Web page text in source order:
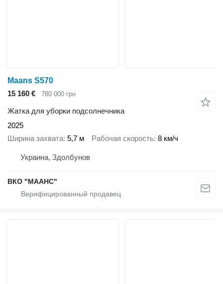
Maans S570
15 160 €
780 000 грн
Жатка для уборки подсолнечника
2025
Ширина захвата 5,7 м Рабочая скорость 8 км/ч
Украина, Здолбунов
ВКО "МААНС"